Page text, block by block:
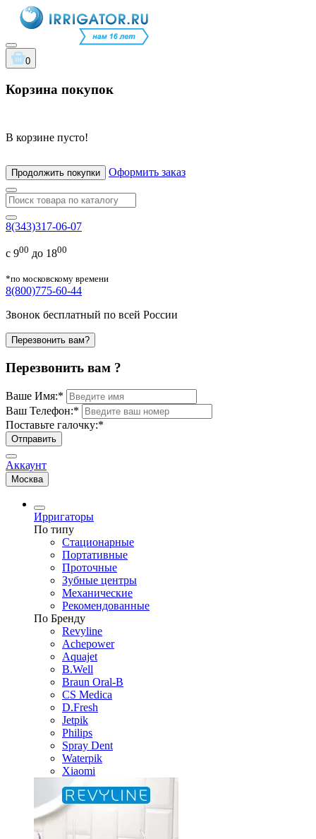
0
Корзина покупок
В корзине пусто!
Продолжить покупки Оформить заказ
8(343)317-06-07
с 900 до 1800
*по московскому времени
8(800)775-60-44
Звонок бесплатный по всей России
Перезвонить вам?
Перезвонить вам ?
Ваше Имя:*
Ваш Телефон:*
Поставьте галочку:*
Отправить
Аккаунт
Москва
Ирригаторы
По типу
Стационарные
Портативные
Проточные
Зубные центры
Механические
Рекомендованные
По Бренду
Revyline
Achepower
Aquajet
B.Well
Braun Oral-B
CS Medica
D.Fresh
Jetpik
Philips
Spray Dent
Waterpik
Xiaomi